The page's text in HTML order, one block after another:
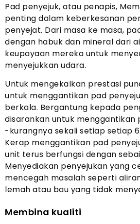
Pad penyejuk, atau penapis,
penting dalam keberkesanan
penyejat. Dari masa ke masa,
dengan habuk dan mineral dari
keupayaan mereka untuk
menyejukkan udara.
Untuk mengekalkan prestasi
untuk menggantikan pad
berkala. Bergantung kepada
disarankan untuk menggantikan
-kurangnya sekali setiap setiap 6
Kerap menggantikan pad
unit terus berfungsi dengan
Menyediakan penyejukan yang
mencegah masalah seperti
lemah atau bau yang tidak
Membina kualiti